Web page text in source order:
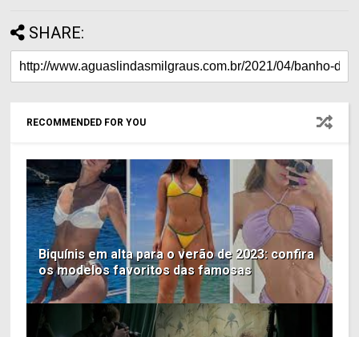
SHARE:
RECOMMENDED FOR YOU
Biquínis em alta para o verão de 2023: confira
os modelos favoritos das famosas